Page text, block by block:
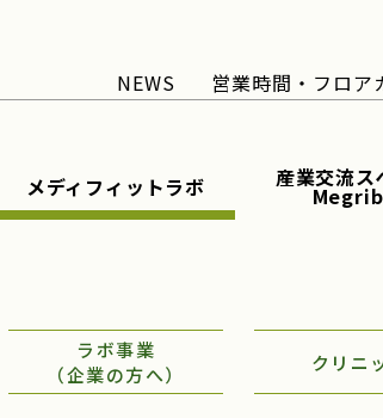
NEWS 営業時間・フロア
メディフィットラボ 産業交流ス
ラボ事業
（企業の方へ）
クリニ